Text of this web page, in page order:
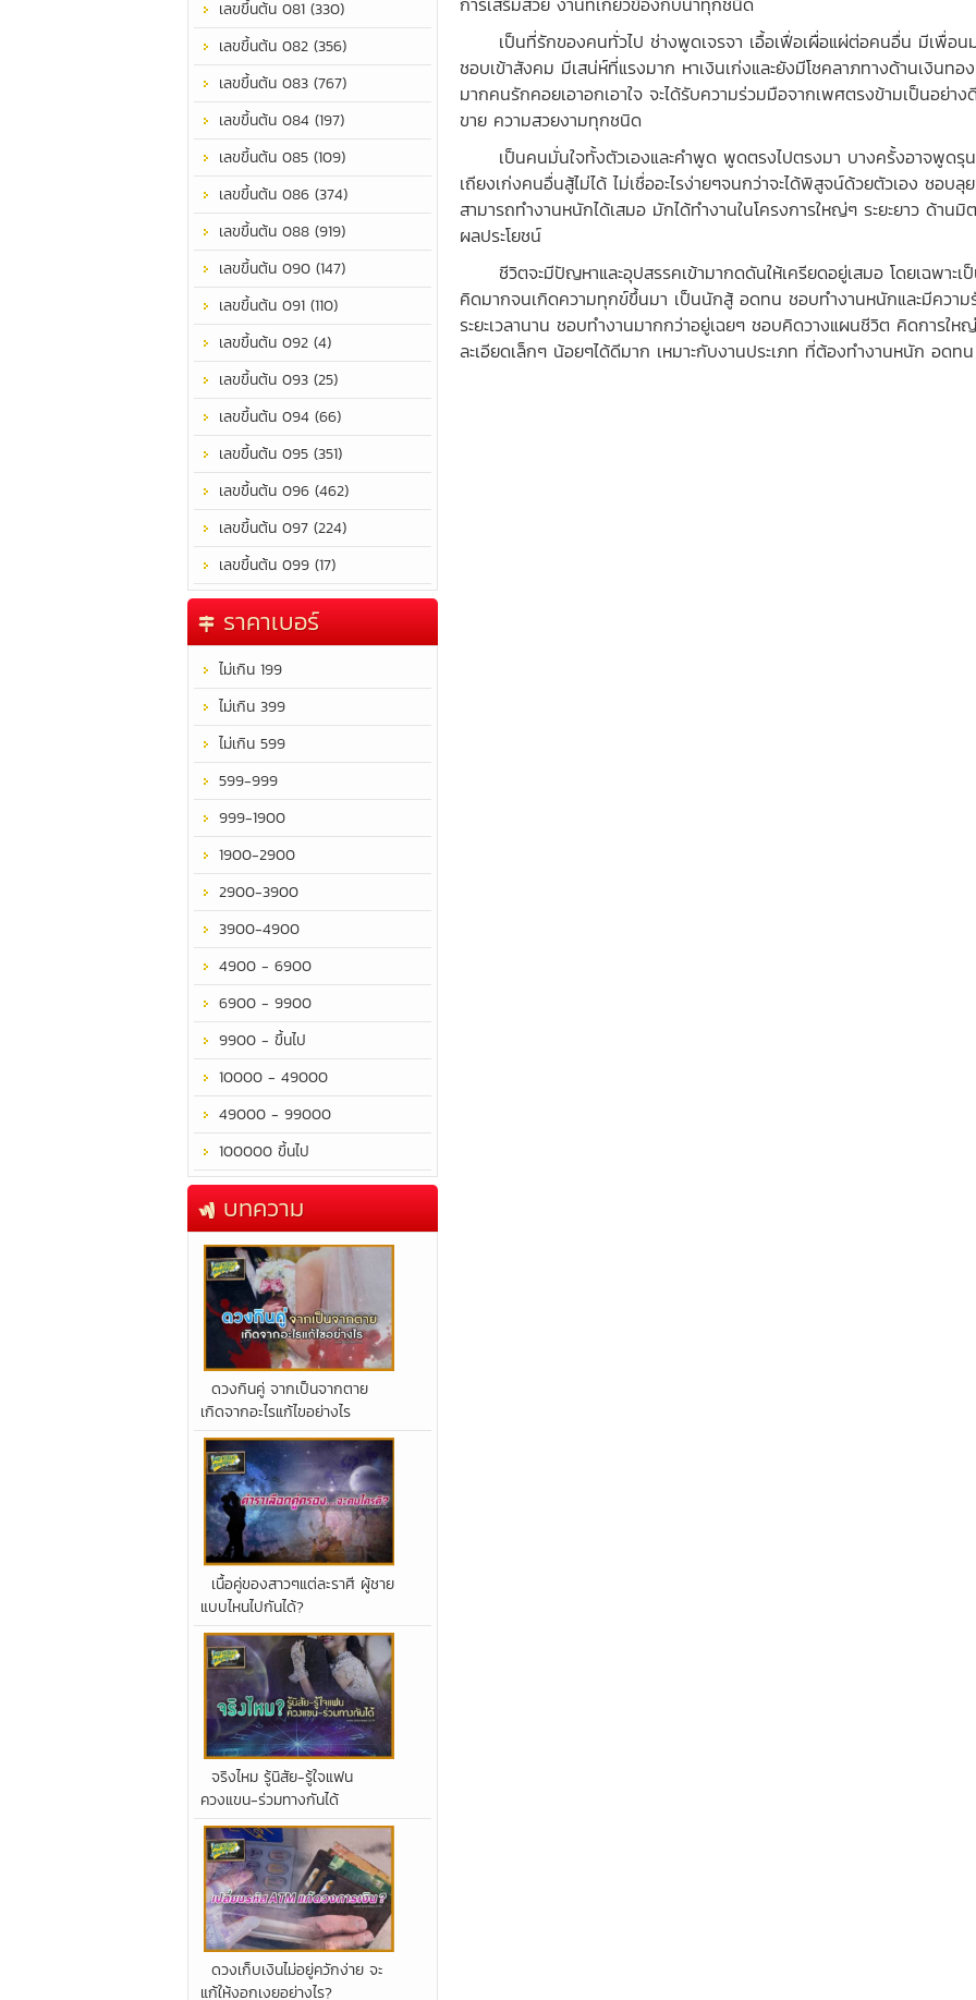
เลขขึ้นต้น 081 (330)
เลขขึ้นต้น 082 (356)
เลขขึ้นต้น 083 (767)
เลขขึ้นต้น 084 (197)
เลขขึ้นต้น 085 (109)
เลขขึ้นต้น 086 (374)
เลขขึ้นต้น 088 (919)
เลขขึ้นต้น 090 (147)
เลขขึ้นต้น 091 (110)
เลขขึ้นต้น 092 (4)
เลขขึ้นต้น 093 (25)
เลขขึ้นต้น 094 (66)
เลขขึ้นต้น 095 (351)
เลขขึ้นต้น 096 (462)
เลขขึ้นต้น 097 (224)
เลขขึ้นต้น 099 (17)
ราคาเบอร์
ไม่เกิน 199
ไม่เกิน 399
ไม่เกิน 599
599-999
999-1900
1900-2900
2900-3900
3900-4900
4900 - 6900
6900 - 9900
9900 - ขึ้นไป
10000 - 49000
49000 - 99000
100000 ขึ้นไป
บทความ
​ดวงกินคู่ จากเป็นจากตาย
เกิดจากอะไรแก้ไขอย่างไร
เนื้อคู่ของสาวๆแต่ละราศี ผู้ชาย
แบบไหนไปกันได้?
จริงไหม รู้นิสัย-รู้ใจแฟน
ควงแขน-ร่วมทางกันได้
ดวงเก็บเงินไม่อยู่ควักง่าย จะ
แก้ให้งอกเงยอย่างไร?
เป็นที่รักของคนทั่วไป ช่างพูดเจรจา เอื้อเฟื่อเผื่อแผ่ต่อคนอื่น มีเพื่อนม
ชอบเข้าสังคม มีเสน่ห์ที่แรงมาก หาเงินเก่งและยังมีโชคลาภทางด้านเงินท
มากคนรักคอยเอาอกเอาใจ จะได้รับความร่วมมือจากเพศตรงข้ามเป็นอย่
ขาย ความสวยงามทุกชนิด
เป็นคนมั่นใจทั้งตัวเองและคำพูด พูดตรงไปตรงมา บางครั้งอาจพูดรุ
เถียงเก่งคนอื่นสู้ไม่ได้ ไม่เชื่ออะไรง่ายๆจนกว่าจะได้พิสูจน์ด้วยตัวเอง ชอ
สามารถทำงานหนักได้เสมอ มักได้ทำงานในโครงการใหญ่ๆ ระยะยาว ด้า
ผลประโยชน์
ชีวิตจะมีปัญหาและอุปสรรคเข้ามากดดันให้เครียดอยู่เสมอ โดยเฉพาะเ
คิดมากจนเกิดความทุกข์ขึ้นมา เป็นนักสู้ อดทน ชอบทำงานหนักและมีควา
ระยะเวลานาน ชอบทำงานมากกว่าอยู่เฉยๆ ชอบคิดวางแผนชีวิต คิดการใ
ละเอียดเล็กๆ น้อยๆได้ดีมาก เหมาะกับงานประเภท ที่ต้องทำงานหนัก อดทน